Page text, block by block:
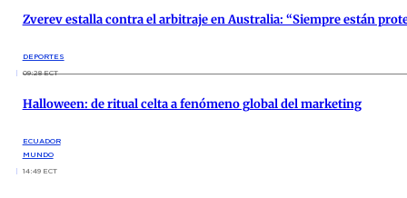
Zverev estalla contra el arbitraje en Australia: “Siempre están
DEPORTES
09:28 ECT
Halloween: de ritual celta a fenómeno global del marketing
ECUADOR
MUNDO
14:49 ECT